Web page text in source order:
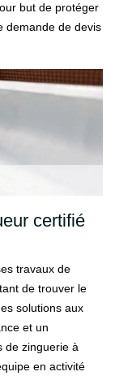
but de protéger
demande de devis
certifié
travaux de
de trouver le
solutions aux
et un
de zinguerie à
en activité